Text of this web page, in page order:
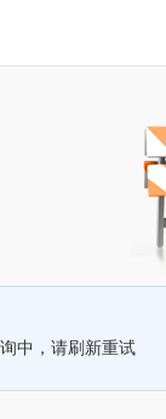
中，请刷新重试